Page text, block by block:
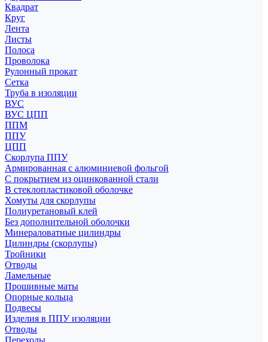
Квадрат
Круг
Лента
Листы
Полоса
Проволока
Рулонный прокат
Сетка
Труба в изоляции
ВУС
ВУС ЦПП
ППМ
ППУ
ЦПП
Скорлупа ППУ
Армированная с алюминиевой фольгой
С покрытием из оцинкованной стали
В стеклопластиковой оболочке
Хомуты для скорлупы
Полиуретановый клей
Без дополнительной оболочки
Минераловатные цилиндры
Цилиндры (скорлупы)
Тройники
Отводы
Ламельные
Прошивные маты
Опорные кольца
Подвесы
Изделия в ППУ изоляции
Отводы
Переходы